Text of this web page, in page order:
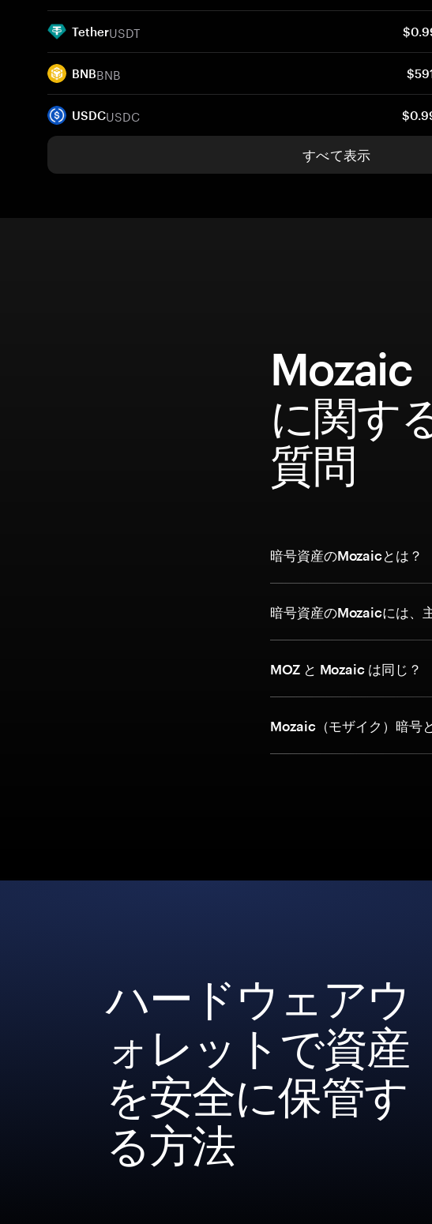
TetherUSDT
BNBBNB
USDCUSDC
すべて表示
Mozaic
に関す
質問
暗号資産のMozaicとは？
暗号資産のMozaicには、
MOZ と Mozaic は同じ？
Mozaic（モザイク）暗号
ハードウェアウ
ォレットで資産
を安全に保管す
る方法